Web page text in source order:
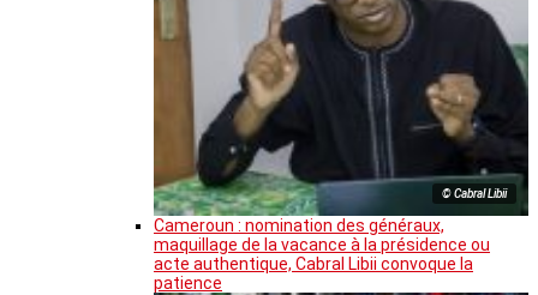
© Cabral Libii
Cameroun : nomination des généraux,
maquillage de la vacance à la présidence ou
acte authentique, Cabral Libii convoque la
patience